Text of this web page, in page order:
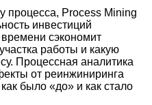
процесса, Process Mining
инвестиций
сэкономит
работы и какую
Процессная аналитика
от реинжиниринга
было «до» и как стало